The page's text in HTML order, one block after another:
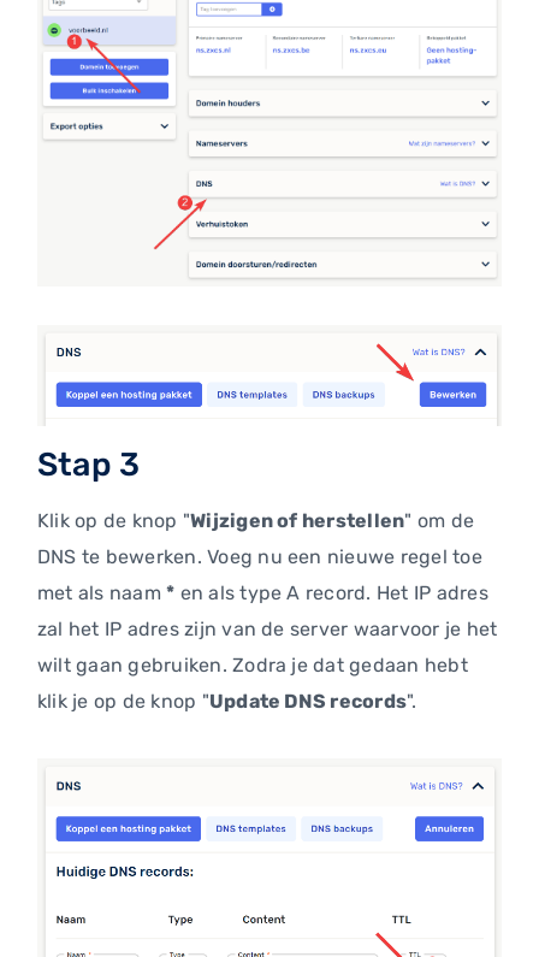
Stap 3
Klik op de knop "Wijzigen of herstellen" om de
DNS te bewerken. Voeg nu een nieuwe regel toe
met als naam* en als type A record. Het IP adres
zal het IP adres zijn van de server waarvoor je het
wilt gaan gebruiken. Zodra je dat gedaan hebt
klik je op de knop "Update DNS records".